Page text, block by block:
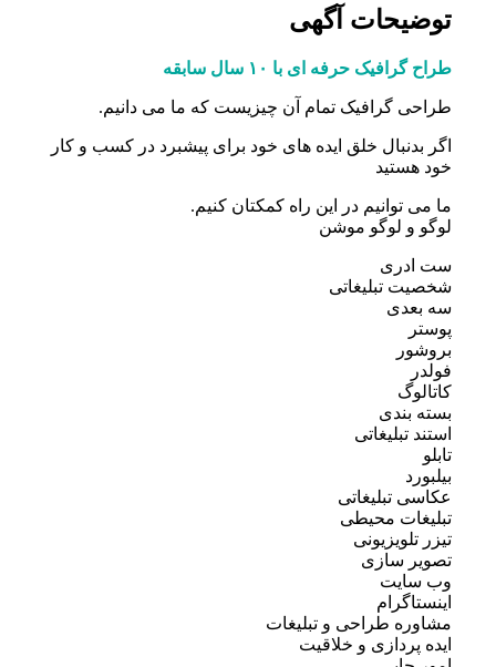
توضیحات آگهی
طراح گرافیک حرفه ای با ۱۰ سال سابقه
طراحی گرافیک تمام آن چیزیست که ما می دانیم.
اگر بدنبال خلق ایده های خود برای پیشبرد در کسب و کار
خود هستید
ما می توانیم در این راه کمکتان کنیم.
لوگو و لوگو موشن
ست ادری
شخصیت تبلیغاتی
سه بعدی
پوستر
بروشور
فولدر
کاتالوگ
بسته بندی
استند تبلیغاتی
بیلبورد
عکاسی تبلیغاتی
تبلیغات محیطی
تیزر تلویزیونی
تصویر سازی
وب سایت
اینستاگرام
مشاوره طراحی و تبلیغات
ایده پردازی و خلاقیت